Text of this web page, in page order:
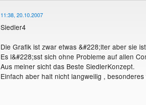
11:38, 20.10.2007
Siedler4
Die Grafik ist zwar etwas &#228;lter aber sie
Es l&#228;sst sich ohne Probleme auf allen
Aus meiner sicht das Beste SiedlerKonzept.
Einfach aber halt nicht langweilig ,